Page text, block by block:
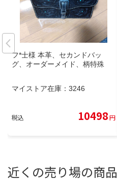
フ*士様 本革、セカンドバッ
グ、オーダーメイド、柄特殊
マイストア在庫： 3246
税込 10498円
近くの売り場の商品